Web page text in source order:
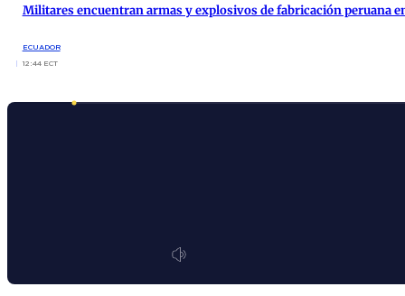
Militares encuentran armas y explosivos de fabricación peruana
ECUADOR
12:44 ECT